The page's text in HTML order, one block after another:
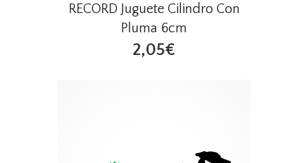
RECORD Juguete Cilindro Con
Pluma 6cm
2,05€